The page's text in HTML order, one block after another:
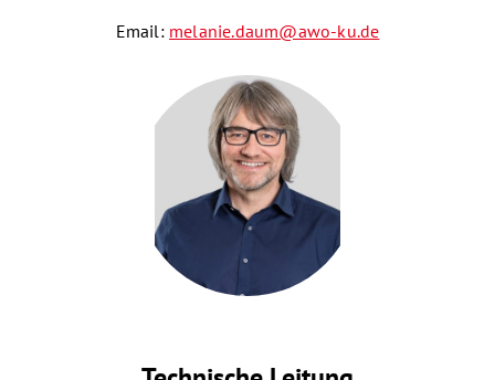
Email: melanie.daum@awo-ku.de